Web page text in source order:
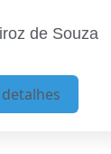
de Souza